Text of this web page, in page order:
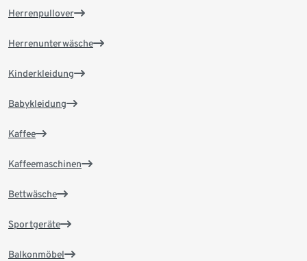
Herrenpullover
Herrenunterwäsche
Kinderkleidung
Babykleidung
Kaffee
Kaffeemaschinen
Bettwäsche
Sportgeräte
Balkonmöbel